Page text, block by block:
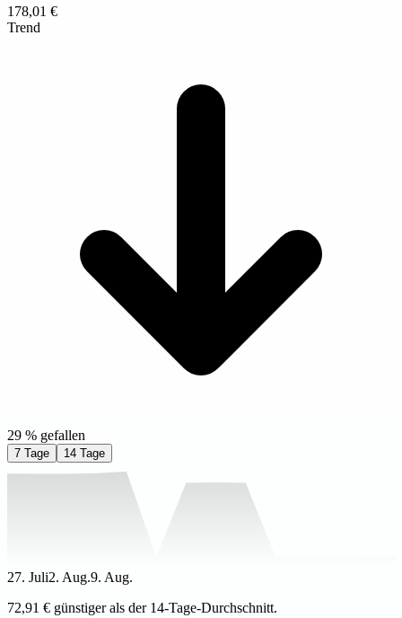
178,01 €
Trend
29 % gefallen
7 Tage 14 Tage
27. Juli2. Aug.9. Aug.
72,91 € günstiger als der 14-Tage-Durchschnitt.